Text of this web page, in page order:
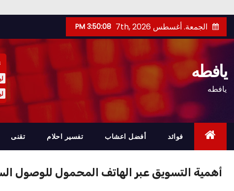
to
content
الجمعة. أغسطس 7th, 2026 3:50:09 PM
يافطه
يافطه
فوائد أفضل اعشاب تفسير احلام تقنى
أهمية التسويق عبر الهاتف المحمول للوصول